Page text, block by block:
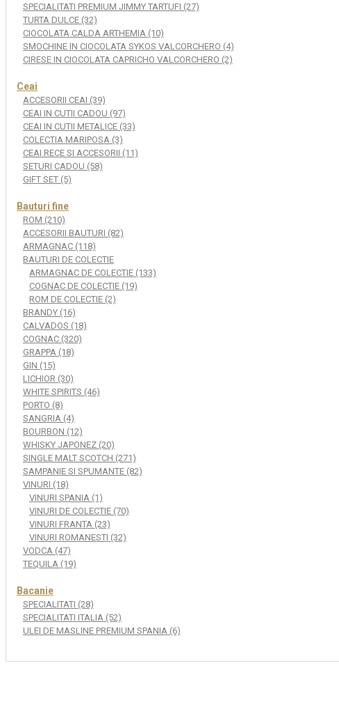
SPECIALITATI PREMIUM JIMMY TARTUFI (27)
TURTA DULCE (32)
CIOCOLATA CALDA ARTHEMIA (10)
SMOCHINE IN CIOCOLATA SYKOS VALCORCHERO (4)
CIRESE IN CIOCOLATA CAPRICHO VALCORCHERO (2)
Ceai
ACCESORII CEAI (39)
CEAI IN CUTII CADOU (97)
CEAI IN CUTII METALICE (33)
COLECTIA MARIPOSA (3)
CEAI RECE SI ACCESORII (11)
SETURI CADOU (58)
GIFT SET (5)
Bauturi fine
ROM (210)
ACCESORII BAUTURI (82)
ARMAGNAC (118)
BAUTURI DE COLECTIE
ARMAGNAC DE COLECTIE (133)
COGNAC DE COLECTIE (19)
ROM DE COLECTIE (2)
BRANDY (16)
CALVADOS (18)
COGNAC (320)
GRAPPA (18)
GIN (15)
LICHIOR (30)
WHITE SPIRITS (46)
PORTO (8)
SANGRIA (4)
BOURBON (12)
WHISKY JAPONEZ (20)
SINGLE MALT SCOTCH (271)
SAMPANIE SI SPUMANTE (82)
VINURI (18)
VINURI SPANIA (1)
VINURI DE COLECTIE (70)
VINURI FRANTA (23)
VINURI ROMANESTI (32)
VODCA (47)
TEQUILA (19)
Bacanie
SPECIALITATI (28)
SPECIALITATI ITALIA (52)
ULEI DE MASLINE PREMIUM SPANIA (6)